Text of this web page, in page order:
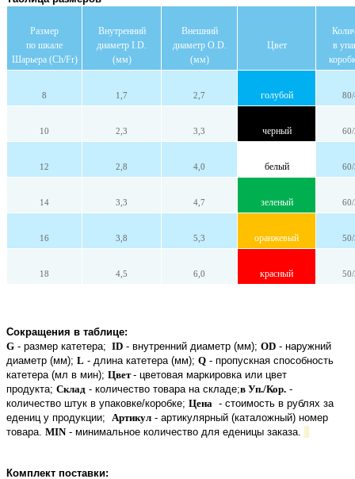
Размер
по шкале
Шарьера (Сh/Fr)
Внутренний
диаметр I.D.
(мм)
Внешний
диаметр O.D.
(мм)
Цвет
в
8 1,7 2,7 голубой
10 2,3 3,3 черный
12 2,8 4,0 белый
14 3,3 4,7 зеленый
16 3,8 5,3 оранжевый
18 4,5 6,0 красный
Сокращения в таблице:
G - размер катетера; ID - внутренний диаметр (мм); OD - наружний
диаметр (мм); L - длина катетера (мм); Q - пропускная способность
катетера (мл в мин); Цвет- цветовая маркировка или цвет
продукта; Склад - количество товара на складе;в Уп./Кор. -
количество штук в упаковке/коробке; Цена - стоимость в рублях за
едениц у продукции; Артикул - артикулярный (каталожный) номер
товара. MIN- минимальное количество для еденицы заказа.
Комплект поставки: